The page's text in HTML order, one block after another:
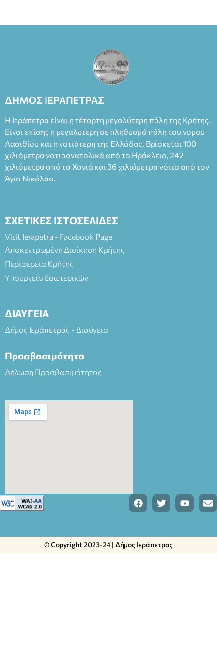
ΔΗΜΟΣ ΙΕΡΑΠΕΤΡΑΣ
Η Ιεράπετρα είναι η τέταρτη μεγαλύτερη πόλη της Κρήτης.
Είναι επίσης η μεγαλύτερη σε πληθυσμό πόλη του νομού
Λασιθίου και η νοτιότερη της Ελλάδας. Βρίσκεται 100
χιλιόμετρα νοτιοανατολικά από το Ηράκλειο, 242
χιλιόμετρα από τα Χανιά και 36 χιλιόμετρα νότια από τον
Άγιο Νικόλαο.
ΣΧΕΤΙΚΕΣ ΙΣΤΟΣΕΛΙΔΕΣ
Visit Ierapetra - Facebook Page
Αποκεντρωμένη Διοίκηση Κρήτης
Περιφέρεια Κρήτης
Υπουργείο Εσωτερικών
ΔΙΑΥΓΕΙΑ
Δήμος Ιεράπετρας - Διαύγεια
Προσβασιμότητα
Δήλωση Προσβασιμότητας
© Copyright 2023-24 | Δήμος Ιεράπετρας